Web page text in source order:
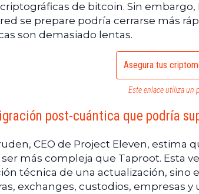
de bitcoin. Sin
se prepare podría cerrarse más
son demasiado lentas.
Asegura tus
Este enlace utiliza un
post-cuántica que podría
CEO de Project Eleven, estima
más compleja que Taproot. Esta
técnica de una actualización, sino
exchanges, custodios, empresas